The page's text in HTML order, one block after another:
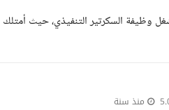
وظيفة السكرتير التنفيذي، حيث أمتلك
منذ سنة